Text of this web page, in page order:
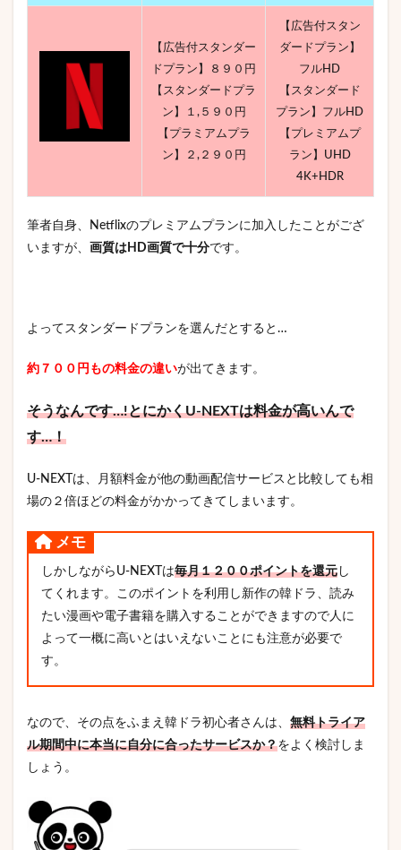
【広告付スタンダー
ドプラン】８９０円
【スタンダードプラ
ン】１,５９０円
【プラミアムプラ
ン】２,２９０円
【広告付スタン
ダードプラン】
フルHD
【スタンダード
プラン】フルHD
【プレミアムプ
ラン】UHD
4K+HDR
筆者自身、Netflixのプレミアムプランに加入したことがござ
いますが、 画質はHD画質で十分です。
よってスタンダードプランを選んだとすると…
約７００円もの料金の違いが出てきます。
そうなんです…!とにかくU-NEXTは料金が高いんで
す…！
U-NEXTは、月額料金が他の動画配信サービスと比較しても相
場の２倍ほどの料金がかかってきてしまいます。
メモ
しかしながらU-NEXTは毎月１２００ポイントを還元 し
てくれます。このポイントを利用し新作の韓ドラ、読み
たい漫画や電子書籍を購入することができますので人に
よって一概に高いとはいえないことにも注意が必要で
す。
なので、その点をふまえ韓ドラ初心者さんは、 無料トライア
ル期間中に本当に自分に合ったサービスか？をよく検討しま
しょう。